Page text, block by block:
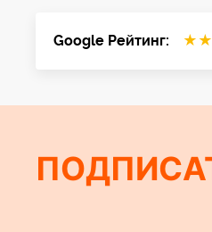
Google Рейтинг: ★ ★